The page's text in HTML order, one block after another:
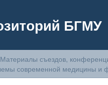
БГМУ
Материалы съездов,
современной медицины и